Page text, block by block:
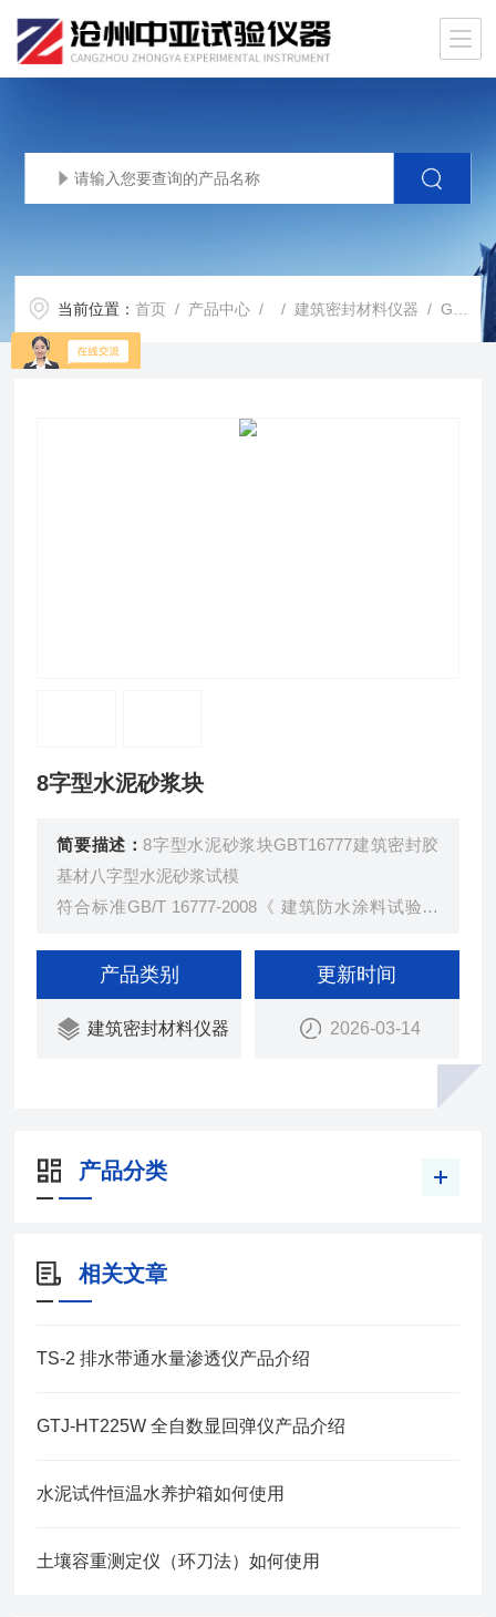
当前位置：首页 / 产品中心 / /建筑密封材料仪器 / GBT167778字型水泥砂浆块
8字型水泥砂浆块
简要描述：8字型水泥砂浆块GBT16777建筑密封胶
基材八字型水泥砂浆试模
符合标准GB/T 16777-2008《 建筑防水涂料试验方
尺寸：8字
瑞中亚试验仪器
产品类别
建筑密封材料仪器
更新时间
2026-03-14
产品分类
相关文章
TS-2 排水带通水量渗透仪产品介绍
GTJ-HT225W 全自数显回弹仪产品介绍
水泥试件恒温水养护箱如何使用
土壤容重测定仪（环刀法）如何使用